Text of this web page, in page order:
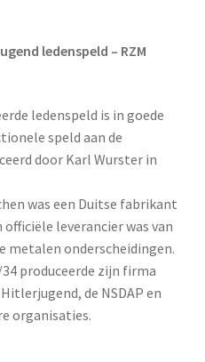
ledenspeld – RZM
ledenspeld is in goede
speld aan de
door Karl Wurster in
was een Duitse fabrikant
leverancier was van
metalen onderscheidingen.
produceerde zijn firma
de NSDAP en
organisaties.